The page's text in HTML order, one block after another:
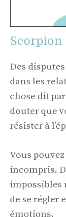
Scorpion
Des
dans les
chose dit
douter que
résister à
Vous
incompris.
impossibles
de se régler
émotions.